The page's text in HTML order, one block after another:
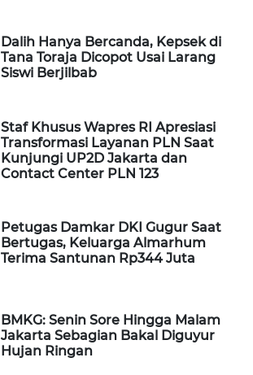
Dalih Hanya Bercanda, Kepsek di
Tana Toraja Dicopot Usai Larang
Siswi Berjilbab
Staf Khusus Wapres RI Apresiasi
Transformasi Layanan PLN Saat
Kunjungi UP2D Jakarta dan
Contact Center PLN 123
Petugas Damkar DKI Gugur Saat
Bertugas, Keluarga Almarhum
Terima Santunan Rp344 Juta
BMKG: Senin Sore Hingga Malam
Jakarta Sebagian Bakal Diguyur
Hujan Ringan